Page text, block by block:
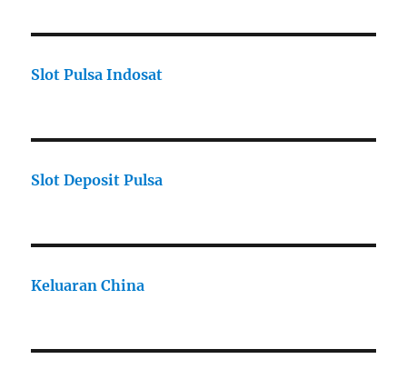
Slot Pulsa Indosat
Slot Deposit Pulsa
Keluaran China